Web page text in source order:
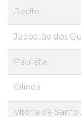
Recife
Jaboatão dos
Paulista
Olinda
Vitória de Santo